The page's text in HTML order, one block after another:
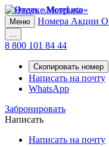
Меню Номера Акции
...
8 800 101 84 44
Скопировать номер
Написать на почту
WhatsApp
Забронировать
Написать
Написать на почту